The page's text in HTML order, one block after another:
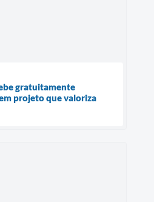
gratuitamente
projeto que valoriza